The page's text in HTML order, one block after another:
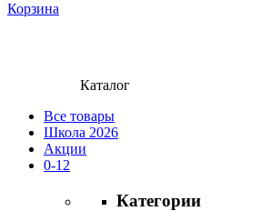
Корзина
Каталог
Все товары
Школа 2026
Акции
0-12
Категории